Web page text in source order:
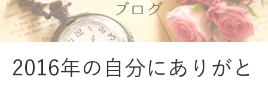
ブログ
2016年の自分にありがと